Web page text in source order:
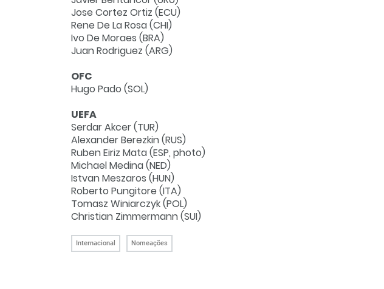
Jose Cortez Ortiz (ECU)
Rene De La Rosa (CHI)
Ivo De Moraes (BRA)
Juan Rodriguez (ARG)
OFC
Hugo Pado (SOL)
UEFA
Serdar Akcer (TUR)
Alexander Berezkin (RUS)
Ruben Eiriz Mata (ESP, photo)
Michael Medina (NED)
Istvan Meszaros (HUN)
Roberto Pungitore (ITA)
Tomasz Winiarczyk (POL)
Christian Zimmermann (SUI)
Internacional Nomeações